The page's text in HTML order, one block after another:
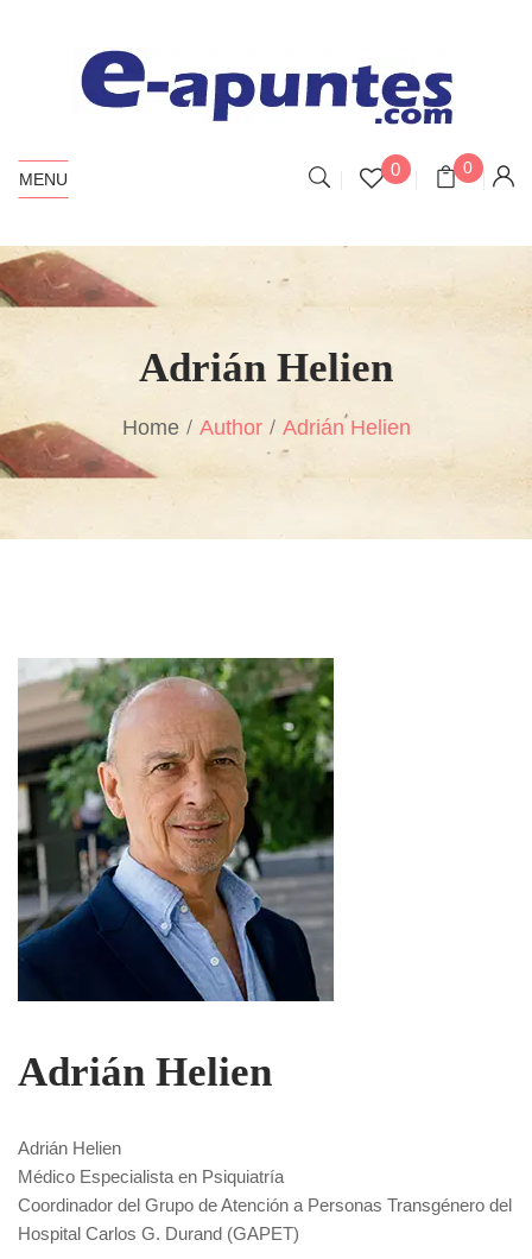
MENU 0 0
Adrián Helien
Home Author Adrián Helien
Adrián Helien
Adrián Helien
Médico Especialista en Psiquiatría
Coordinador del Grupo de Atención a Personas Transgénero del
Hospital Carlos G. Durand (GAPET)